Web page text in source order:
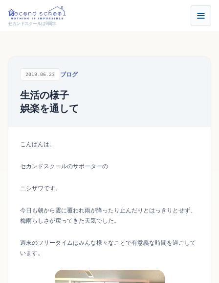
セカンドスクールは9周年
2019.06.23 ブログ
生活の様子
娯楽を通して
こんばんは。
セカンドスクールのサポーターの
ニシザワです。
今日も朝から雲に覆われ雨が降ったり止んだりとはっきりとせず、
梅雨らしさが戻ってきた天気でした。
週末のフリータイムはみんな様々なことで有意義な時間を過ごして
います。